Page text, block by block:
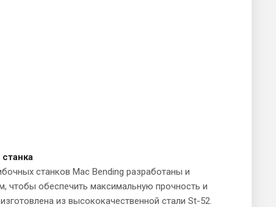
станков Mac Bending разработаны и
чтобы обеспечить максимальную прочность и
из высококачественной стали St-52.